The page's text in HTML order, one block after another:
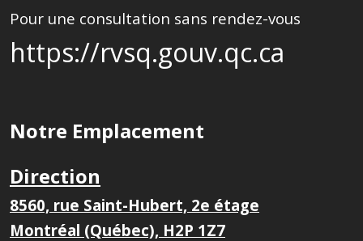
Pour une consultation sans rendez-vous
https://rvsq.gouv.qc.ca
Notre Emplacement
Direction
8560, rue Saint-Hubert, 2e étage
Montréal (Québec), H2P 1Z7